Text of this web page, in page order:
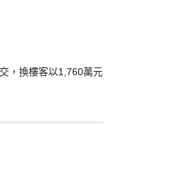
，換樓客以1,760萬元